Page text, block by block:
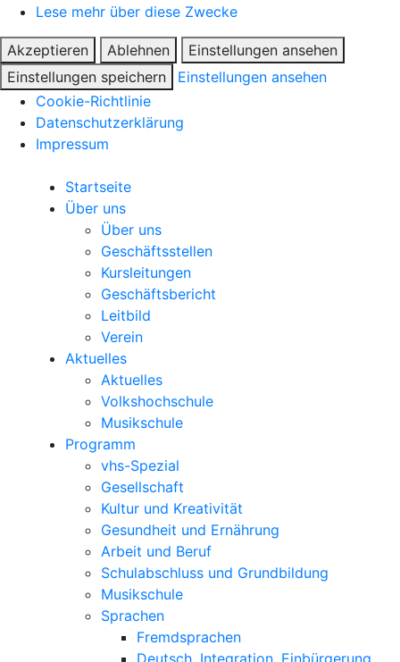
Lese mehr über diese Zwecke
Akzeptieren Ablehnen
Einstellungen ansehen
Einstellungen speichern
Einstellungen ansehen
Cookie-Richtlinie
Datenschutzerklärung
Impressum
Startseite
Über uns
Über uns
Geschäftsstellen
Kursleitungen
Geschäftsbericht
Leitbild
Verein
Aktuelles
Aktuelles
Volkshochschule
Musikschule
Programm
vhs-Spezial
Gesellschaft
Kultur und Kreativität
Gesundheit und Ernährung
Arbeit und Beruf
Schulabschluss und Grundbildung
Musikschule
Sprachen
Fremdsprachen
Deutsch, Integration, Einbürgerung